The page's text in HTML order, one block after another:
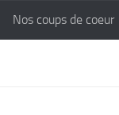
Nos coups de coeur